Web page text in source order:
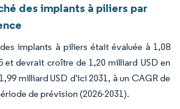
des implants à piliers par
implants à piliers était évaluée à 1,08
et devrait croître de 1,20 milliard USD en
milliard USD d'ici 2031, à un CAGR de
de prévision (2026-2031).